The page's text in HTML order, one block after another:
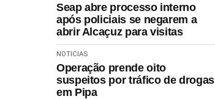
Seap abre processo interno
após policiais se negarem a
abrir Alcaçuz para visitas
NOTICIAS
Operação prende oito
suspeitos por tráfico de drogas
em Pipa